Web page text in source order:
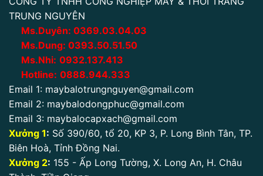
TRUNG NGUYÊN
Ms.Duyên: 0369.03.04.03
Ms.Dung: 0393.50.51.50
Ms.Nhi: 0932.137.413
Hotline: 0888.944.333
Email 1: maybalotrungnguyen@gmail.com
Email 2: maybalodongphuc@gmail.com
Email 3: maybalocapxach@gmail.com
Xưởng 1: Số 390/60, tổ 20, KP 3, P. Long Bình Tân, TP.
Biên Hoà, Tỉnh Đồng Nai.
Xưởng 2: 155 - Ấp Long Tường, X. Long An, H. Châu